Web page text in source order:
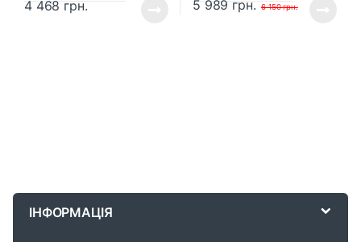
4 468 грн. 5 989 грн. 6 150грн.
ІНФОРМАЦІЯ